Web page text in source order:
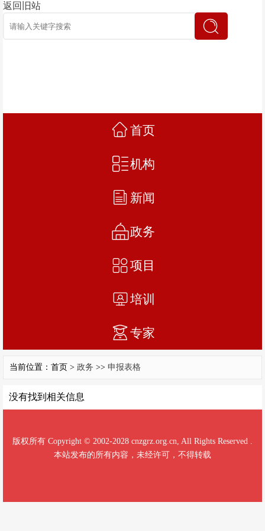
返回旧站
首页
机构
新闻
政务
项目
培训
专家
当前位置：首页 > 政务 >> 申报表格
没有找到相关信息
版权所有 Copyright © 2002-2028 cnzgrz.org.cn, All Rights Reserved .
本站发布的所有内容，未经许可，不得转载